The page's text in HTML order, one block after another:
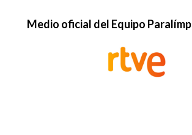
Medio oficial del Equipo